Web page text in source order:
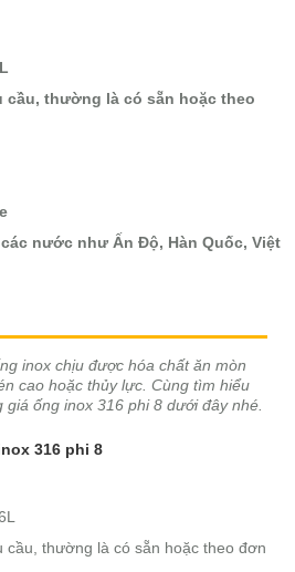
cầu, thường là có sẵn hoặc theo
nước như Ấn Độ, Hàn Quốc, Việt
inox chịu được hóa chất ăn mòn
cao hoặc thủy lực. Cùng tìm hiểu
giá ống inox 316 phi 8 dưới đây nhé.
316 phi 8
cầu, thường là có sẵn hoặc theo đơn